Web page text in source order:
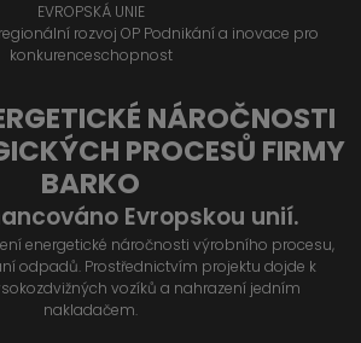
EVROPSKÁ UNIE
rozvoj OP Podnikání a inovace pro
konkurenceschopnost
NÁROČNOSTI
PROCESŮ FIRMY
BARKO
Evropskou unií.
energetické náročnosti výrobního procesu,
odpadů. Prostřednictvím projektu dojde k
vozíků a nahrazení jedním
nakladačem.